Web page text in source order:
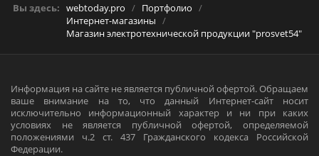
Вы здесь: webtoday.pro / Портфолио /
Интернет-магазины /
Магазин электротехнической продукции "prosvet54"
Информация на сайте не является публичной офертой. Обращаем
ваше внимание на то, что данный Интернет-сайт носит
исключительно информационный характер и ни при каких
условиях не является публичной офертой, определяемой
положениями ч.2 ст. 437 Гражданского кодекса Российской
Федерации.